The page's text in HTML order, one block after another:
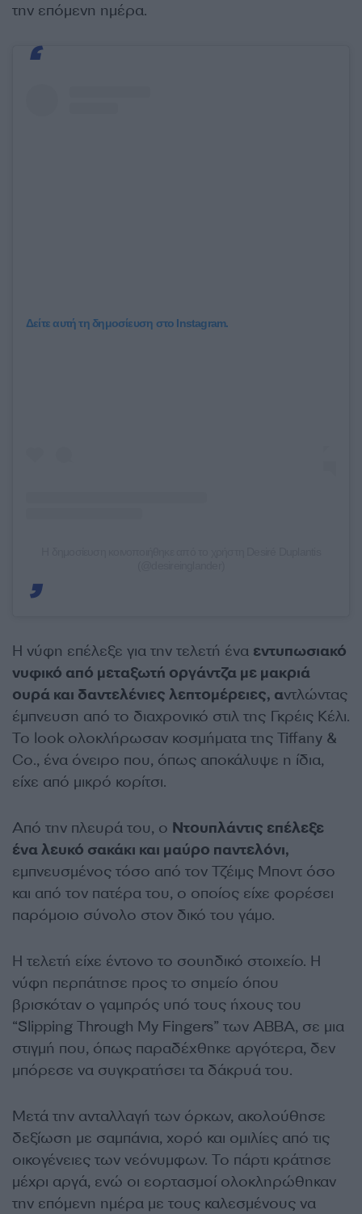
την επόμενη ημέρα.
Δείτε αυτή τη δημοσίευση στο Instagram.
Η νύφη επέλεξε για την τελετή ένα εντυπωσιακό
νυφικό από μεταξωτή οργάντζα με μακριά
ουρά και δαντελένιες λεπτομέρειες, αντλώντας
έμπνευση από το διαχρονικό στιλ της Γκρέις Κέλι.
Το look ολοκλήρωσαν κοσμήματα της Tiffany &
Co., ένα όνειρο που, όπως αποκάλυψε η ίδια,
είχε από μικρό κορίτσι.
Από την πλευρά του, ο Ντουπλάντις επέλεξε
ένα λευκό σακάκι και μαύρο παντελόνι,
εμπνευσμένος τόσο από τον Τζέιμς Μποντ όσο
και από τον πατέρα του, ο οποίος είχε φορέσει
παρόμοιο σύνολο στον δικό του γάμο.
Η τελετή είχε έντονο το σουηδικό στοιχείο. Η
νύφη περπάτησε προς το σημείο όπου
βρισκόταν ο γαμπρός υπό τους ήχους του
“Slipping Through My Fingers” των ABBA, σε μια
στιγμή που, όπως παραδέχθηκε αργότερα, δεν
μπόρεσε να συγκρατήσει τα δάκρυά του.
Μετά την ανταλλαγή των όρκων, ακολούθησε
δεξίωση με σαμπάνια, χορό και ομιλίες από τις
οικογένειες των νεόνυμφων. Το πάρτι κράτησε
μέχρι αργά, ενώ οι εορτασμοί ολοκληρώθηκαν
την επόμενη ημέρα με τους καλεσμένους να